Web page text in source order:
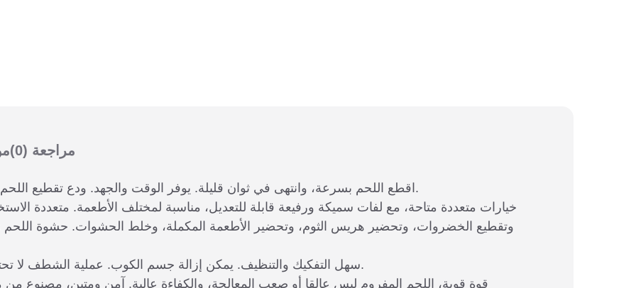
مراجعة (0)
1. اقطع اللحم بسرعة، وانتهى في ثوان قليلة. يوفر الوقت والجهد. ودع تقطيع اللحم يدويا. لا يدين متسختين ولا يتطلب جهدا.
وتقطيع الخضروات، وتحضير هريس الثوم، وتحضير الأطعمة المكملة، وخلط الحشوات. حشوة اللحم
3. سهل التفكيك والتنظيف. يمكن إزالة جسم الكوب. عملية الشطف لا تحتوي على نقاط عمياء ولا تتراكم الأوساخ.